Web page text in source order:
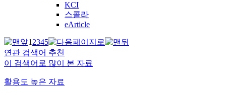
KCI
스콜라
eArticle
12345
연관 검색어 추천
이 검색어로 많이 본 자료
활용도 높은 자료